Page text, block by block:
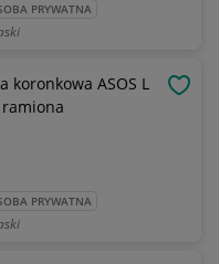
PRYWATNA
koronkowa ASOS L
PRYWATNA